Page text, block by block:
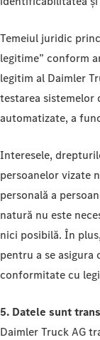
Temeiul juridic
legitime” conform
legitim al Daimler
testarea sistemelor
automatizate, a
Interesele,
persoanelor vizate
personală a
natură nu este
nici posibilă. În
pentru a se
conformitate cu
5. Datele sunt
Daimler Truck AG